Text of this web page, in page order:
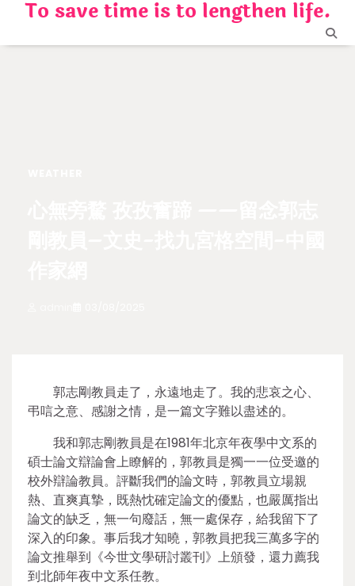
content
To save time is to lengthen life.
郭志剛教員走了，永遠地走了。我的悲哀之心、
弔唁之意、感謝之情，是一篇文字難以盡述的。
我和郭志剛教員是在1981年北京年夜學中文系的
碩士論文辯論會上瞭解的，郭教員是獨一一位受邀的
校外辯論教員。評斷我們的論文時，郭教員立場親
熱、直爽真摯，既熱忱確定論文的優點，也嚴厲指出
論文的缺乏，無一句廢話，無一處保存，給我留下了
深入的印象。事后我才知曉，郭教員把我三萬多字的
論文推舉到《今世文學研討叢刊》上頒發，還力薦我
到北師年夜中文系任教。